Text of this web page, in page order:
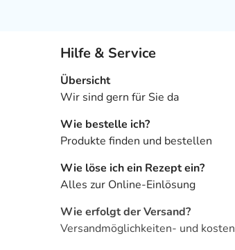
Hilfe & Service
Übersicht
Wir sind gern für Sie da
Wie bestelle ich?
Produkte finden und bestellen
Wie löse ich ein Rezept ein?
Alles zur Online-Einlösung
Wie erfolgt der Versand?
Versandmöglichkeiten- und kosten